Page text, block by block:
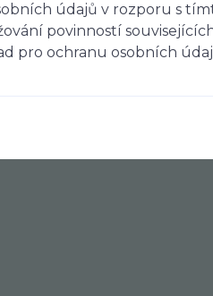
údajů v rozporu s
povinností
pro ochranu osobních